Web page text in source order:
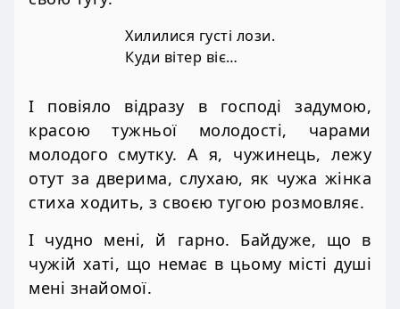
Хилилися густі лози.
Куди вітер віє…
І повіяло відразу в господі задумою,
красою тужньої молодості, чарами
молодого смутку. А я, чужинець, лежу
отут за дверима, слухаю, як чужа жінка
стиха ходить, з своєю тугою розмовляє.
І чудно мені, й гарно. Байдуже, що в
чужій хаті, що немає в цьому місті душі
мені знайомої.